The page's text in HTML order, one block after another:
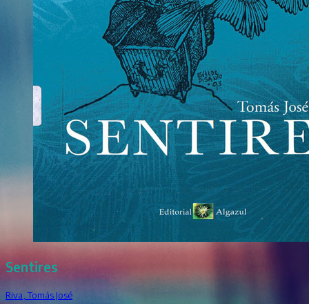
Sentires
Riva, Tomás José